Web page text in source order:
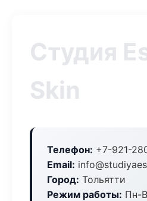
Студия
Skin
Телефон: +7-921-
Email:
Город: Тольятти
Режим работы: Пн-